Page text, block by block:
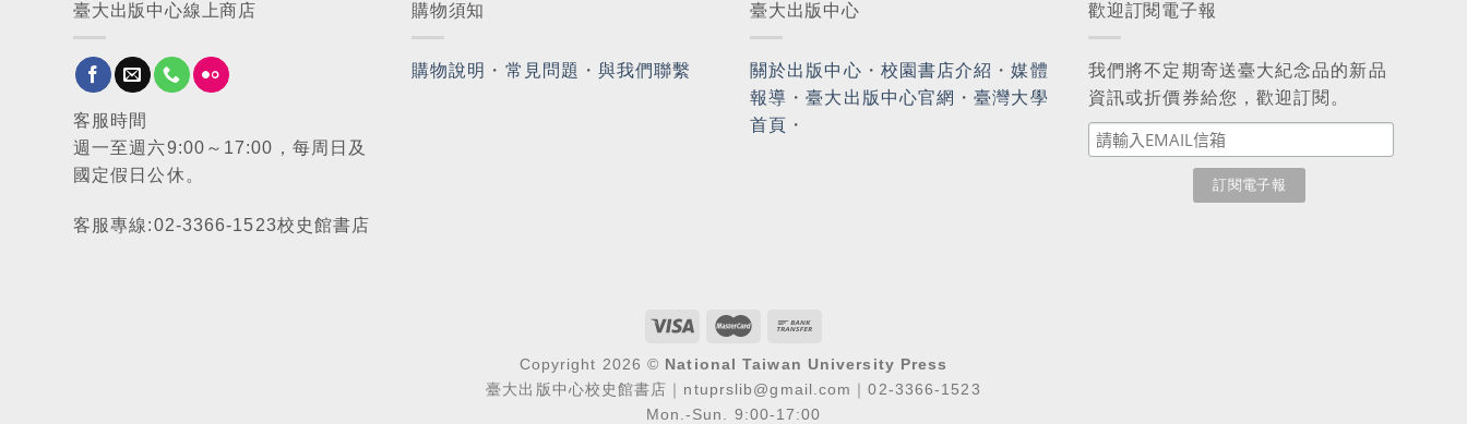
臺大出版中心線上商店
客服時間
週一至週六9:00～17:00，每周日及
國定假日公休。
客服專線:02-3366-1523校史館書店
購物須知
購物說明 ・ 常見問題 ・與我們聯繫
臺大出版中心
關於出版中心 ・ 校園書店介紹 ・媒體
報導 ・臺大出版中心官網 ・臺灣大學
首頁 ・
歡迎訂閱電子報
我們將不定期寄送臺大紀念品的新品
資訊或折價券給您，歡迎訂閱。
Copyright 2026 © National Taiwan University Press
臺大出版中心校史館書店｜ntuprslib@gmail.com｜02-3366-1523
Mon.-Sun. 9:00-17:00